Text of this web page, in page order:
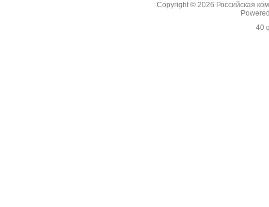
Copyright © 2026 Российская
40